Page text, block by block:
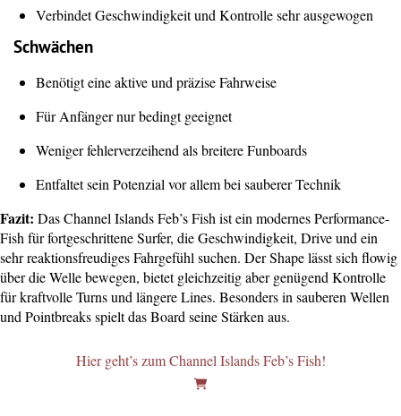
Verbindet Geschwindigkeit und Kontrolle sehr ausgewogen
Schwächen
Benötigt eine aktive und präzise Fahrweise
Für Anfänger nur bedingt geeignet
Weniger fehlerverzeihend als breitere Funboards
Entfaltet sein Potenzial vor allem bei sauberer Technik
Fazit: Das Channel Islands Feb’s Fish ist ein modernes Performance-
Fish für fortgeschrittene Surfer, die Geschwindigkeit, Drive und ein
sehr reaktionsfreudiges Fahrgefühl suchen. Der Shape lässt sich flowig
über die Welle bewegen, bietet gleichzeitig aber genügend Kontrolle
für kraftvolle Turns und längere Lines. Besonders in sauberen Wellen
und Pointbreaks spielt das Board seine Stärken aus.
Hier geht’s zum Channel Islands Feb’s Fish!